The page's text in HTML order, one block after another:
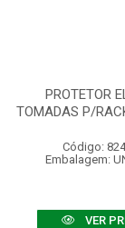
PROTETOR
TOMADAS P/
Código:
Embalagem:
VER